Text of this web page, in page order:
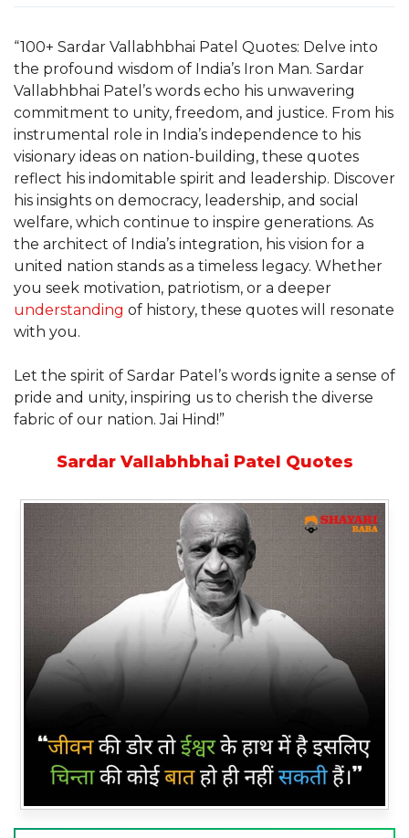
“100+ Sardar Vallabhbhai Patel Quotes: Delve into
the profound wisdom of India’s Iron Man. Sardar
Vallabhbhai Patel’s words echo his unwavering
commitment to unity, freedom, and justice. From his
instrumental role in India’s independence to his
visionary ideas on nation-building, these quotes
reflect his indomitable spirit and leadership. Discover
his insights on democracy, leadership, and social
welfare, which continue to inspire generations. As
the architect of India’s integration, his vision for a
united nation stands as a timeless legacy. Whether
you seek motivation, patriotism, or a deeper
understanding of history, these quotes will resonate
with you.
Let the spirit of Sardar Patel’s words ignite a sense of
pride and unity, inspiring us to cherish the diverse
fabric of our nation. Jai Hind!”
Sardar Vallabhbhai Patel Quotes